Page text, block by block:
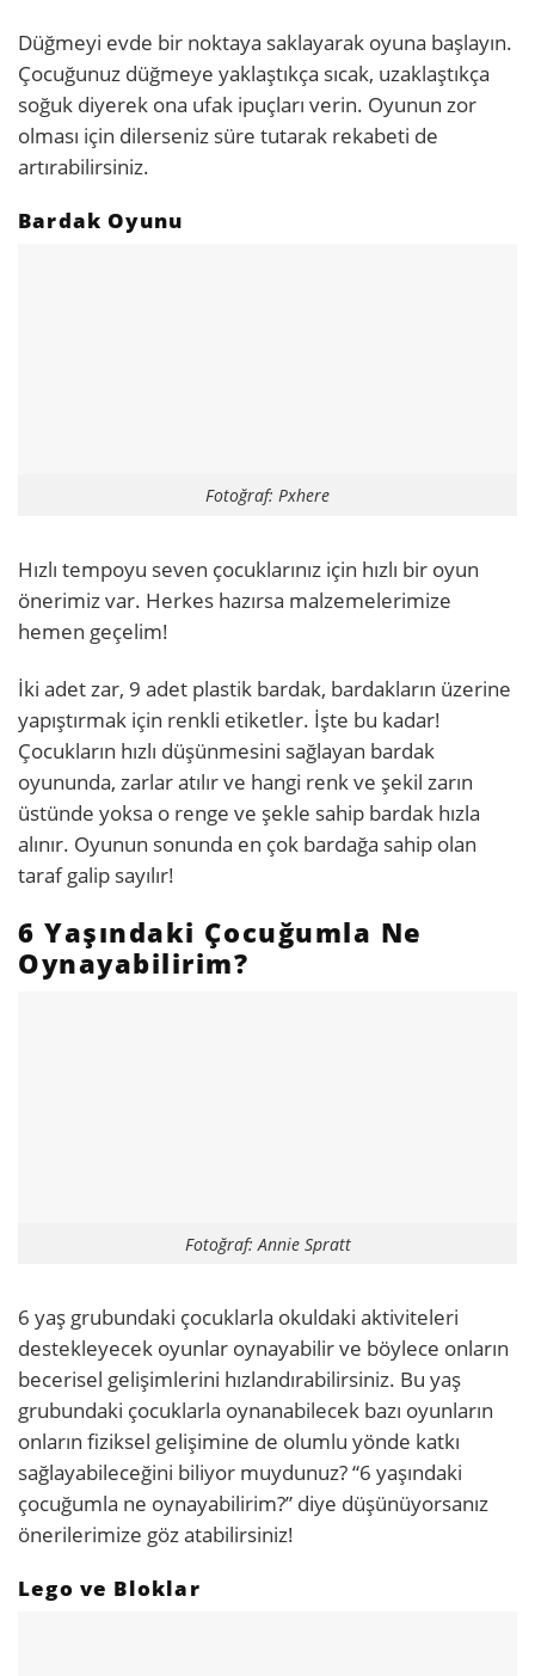
Düğmeyi evde bir noktaya saklayarak oyuna başlayın.
Çocuğunuz düğmeye yaklaştıkça sıcak, uzaklaştıkça
soğuk diyerek ona ufak ipuçları verin. Oyunun zor
olması için dilerseniz süre tutarak rekabeti de
artırabilirsiniz.
Bardak Oyunu
Fotoğraf: Pxhere
Hızlı tempoyu seven çocuklarınız için hızlı bir oyun
önerimiz var. Herkes hazırsa malzemelerimize
hemen geçelim!
İki adet zar, 9 adet plastik bardak, bardakların üzerine
yapıştırmak için renkli etiketler. İşte bu kadar!
Çocukların hızlı düşünmesini sağlayan bardak
oyununda, zarlar atılır ve hangi renk ve şekil zarın
üstünde yoksa o renge ve şekle sahip bardak hızla
alınır. Oyunun sonunda en çok bardağa sahip olan
taraf galip sayılır!
6 Yaşındaki Çocuğumla Ne
Oynayabilirim?
Fotoğraf: Annie Spratt
6 yaş grubundaki çocuklarla okuldaki aktiviteleri
destekleyecek oyunlar oynayabilir ve böylece onların
becerisel gelişimlerini hızlandırabilirsiniz. Bu yaş
grubundaki çocuklarla oynanabilecek bazı oyunların
onların fiziksel gelişimine de olumlu yönde katkı
sağlayabileceğini biliyor muydunuz? “6 yaşındaki
çocuğumla ne oynayabilirim?” diye düşünüyorsanız
önerilerimize göz atabilirsiniz!
Lego ve Bloklar